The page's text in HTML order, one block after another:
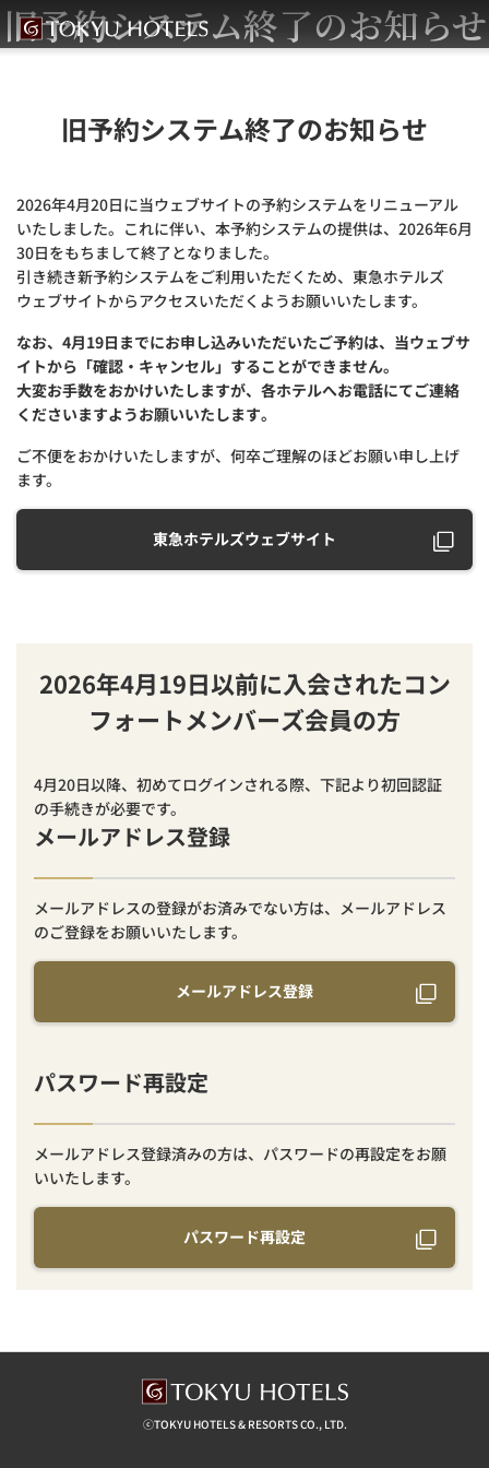
旧予約システム終了のお知らせ
旧予約システム終了のお知らせ
2026年4月20日に当ウェブサイトの予約システムをリニューアル
いたしました。これに伴い、本予約システムの提供は、2026年6月
30日をもちまして終了となりました。
引き続き新予約システムをご利用いただくため、東急ホテルズ
ウェブサイトからアクセスいただくようお願いいたします。
なお、4月19日までにお申し込みいただいたご予約は、当ウェブサ
イトから「確認・キャンセル」することができません。
大変お手数をおかけいたしますが、各ホテルへお電話にてご連絡
くださいますようお願いいたします。
ご不便をおかけいたしますが、何卒ご理解のほどお願い申し上げ
ます。
東急ホテルズウェブサイト
2026年4月19日以前に入会されたコン
フォートメンバーズ会員の方
4月20日以降、初めてログインされる際、下記より初回認証
の手続きが必要です。
メールアドレス登録
メールアドレスの登録がお済みでない方は、メールアドレス
のご登録をお願いいたします。
メールアドレス登録
パスワード再設定
メールアドレス登録済みの方は、パスワードの再設定をお願
いいたします。
パスワード再設定
ⓒTOKYU HOTELS & RESORTS CO., LTD.